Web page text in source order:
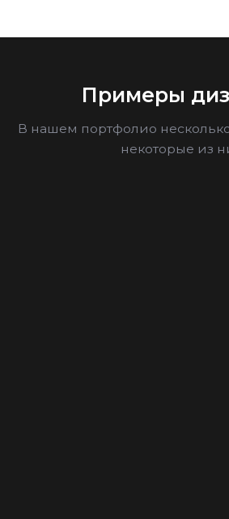
Примеры
В нашем портфолио
некоторые из